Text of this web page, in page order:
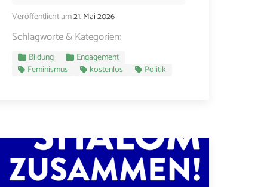
Veröffentlicht am21. Mai 2026
Schlagworte & Kategorien:
Bildung
Engagement
Feminismus
kostenlos Politik